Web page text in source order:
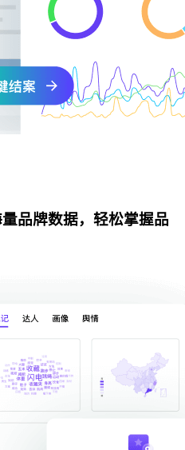
品牌数据，轻松掌握品